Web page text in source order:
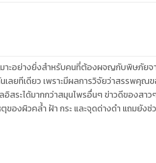
าะอย่างยิ่งสำหรับคนที่ต้องผจญกับพิษภัยจ
นเลยทีเดียว เพราะมีผลการวิจัยว่าสรรพคุณ
มุนไพรอื่นๆ ข่าวดีของสาวๆ ยังไม่จบแค่
ของผิวคล้ำ ฝ้า กระ และจุดด่างดำ แถมยังช่
นอวิธีทำง่ายๆ โดยใช้วัตถุดิบที่มาจากบัว เช่น